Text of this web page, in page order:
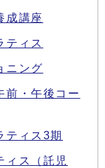
成講座
ティス
ニング
前・午後コー
ティス3期
ィス（託児